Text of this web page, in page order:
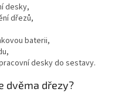
desky,
dřezů,
baterii,
desky do sestavy.
dvěma dřezy?